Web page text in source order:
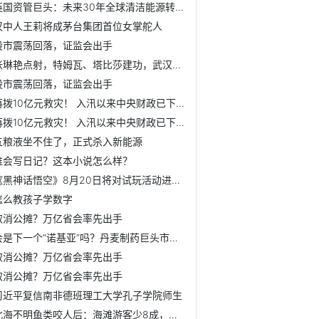
英国资管巨头：未来30年全球清洁能源转型将带来至少价值100万...
中人王莉将成茅台集团首位女掌舵人
市震荡回落，证监会出手
张琳艳点射，特姆瓦、塔比莎建功，武汉女足4-0大胜永川茶山竹海
市震荡回落，证监会出手
再拨10亿元救灾！ 入汛以来中央财政已下达各项防汛救灾资金9...
再拨10亿元救灾！ 入汛以来中央财政已下达各项防汛救灾资金9...
粮液坐不住了，正式杀入新能源
会写日记？这本小说怎么样？
《黑神话悟空》8月20日将对试玩活动进行线上直播！
么教孩子学数字
消公摊？万亿省会率先出手
会是下一个“诺基亚”吗？丹麦制药巨头市值超过母国GDP【附生...
消公摊？万亿省会率先出手
消公摊？万亿省会率先出手
近平复信南非德班理工大学孔子学院师生
北海不明鱼类咬人后：海滩游客少8成，水上摩托租赁老板主动参...